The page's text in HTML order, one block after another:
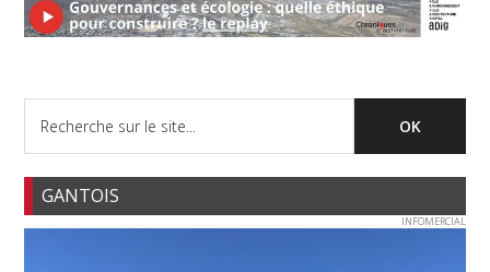
GANTOIS
INFOMERCIAL